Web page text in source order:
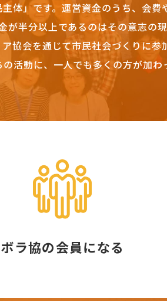
体」です。 運営資金のうち、会費
が半分以上であるのはその意志の現
協会を通じて市民社会づくりに参
活動に、一人でも多くの方が加わ
ボラ協の会員になる